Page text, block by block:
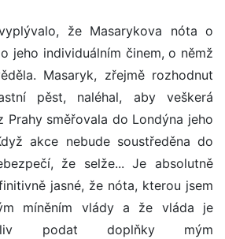
že Masarykova nóta o
jeho individuálním činem, o němž
Masaryk, zřejmě rozhodnut
pěst, naléhal, aby veškerá
Prahy směřovala do Londýna jeho
akce nebude soustředěna do
že selže... Je absolutně
jasné, že nóta, kterou jsem
míněním vlády a že vláda je
podat doplňky mým